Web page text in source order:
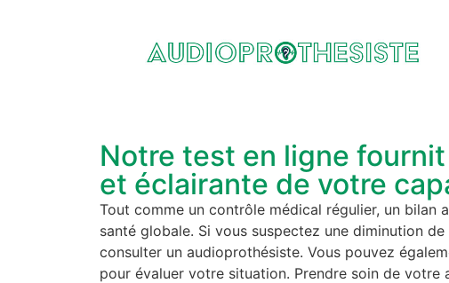
Notre test en ligne
et éclairante de votre
Tout comme un contrôle médical régulier, un bilan
santé globale. Si vous suspectez une diminution
consulter un audioprothésiste. Vous pouvez
pour évaluer votre situation. Prendre soin de